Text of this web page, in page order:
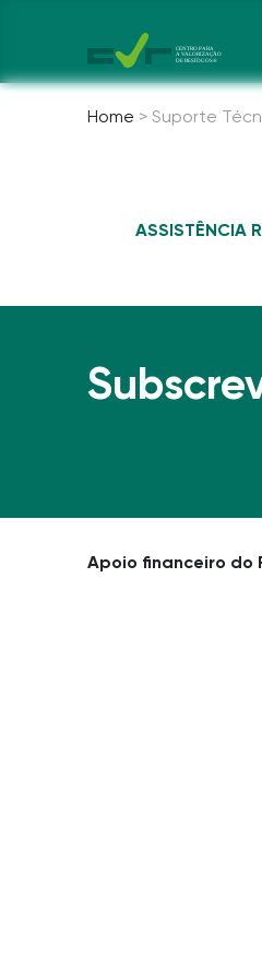
Home > Suporte
ASSISTÊNCIA
Apoio financeiro do